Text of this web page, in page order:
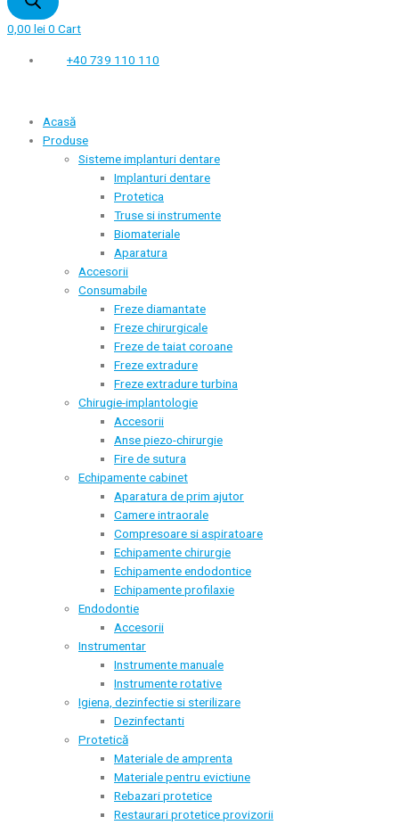
0,00 lei0 Cart
+40 739 110 110
Acasă
Produse
Sisteme implanturi dentare
Implanturi dentare
Protetica
Truse si instrumente
Biomateriale
Aparatura
Accesorii
Consumabile
Freze diamantate
Freze chirurgicale
Freze de taiat coroane
Freze extradure
Freze extradure turbina
Chirugie-implantologie
Accesorii
Anse piezo-chirurgie
Fire de sutura
Echipamente cabinet
Aparatura de prim ajutor
Camere intraorale
Compresoare si aspiratoare
Echipamente chirurgie
Echipamente endodontice
Echipamente profilaxie
Endodontie
Accesorii
Instrumentar
Instrumente manuale
Instrumente rotative
Igiena, dezinfectie si sterilizare
Dezinfectanti
Protetică
Materiale de amprenta
Materiale pentru evictiune
Rebazari protetice
Restaurari protetice provizorii